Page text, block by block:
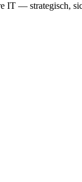
— strategisch,